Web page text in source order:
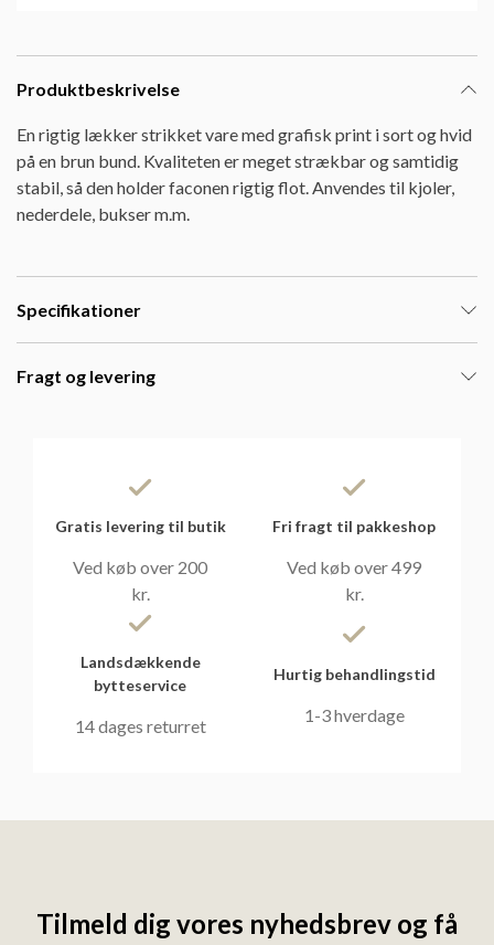
Produktbeskrivelse
En rigtig lækker strikket vare med grafisk print i sort og hvid
på en brun bund. Kvaliteten er meget strækbar og samtidig
stabil, så den holder faconen rigtig flot. Anvendes til kjoler,
nederdele, bukser m.m.
Specifikationer
Fragt og levering
Gratis levering til butik
Ved køb over 200
kr.
Fri fragt til pakkeshop
Ved køb over 499
kr.
Landsdækkende
bytteservice
14 dages returret
Hurtig behandlingstid
1-3 hverdage
Tilmeld dig vores nyhedsbrev og få